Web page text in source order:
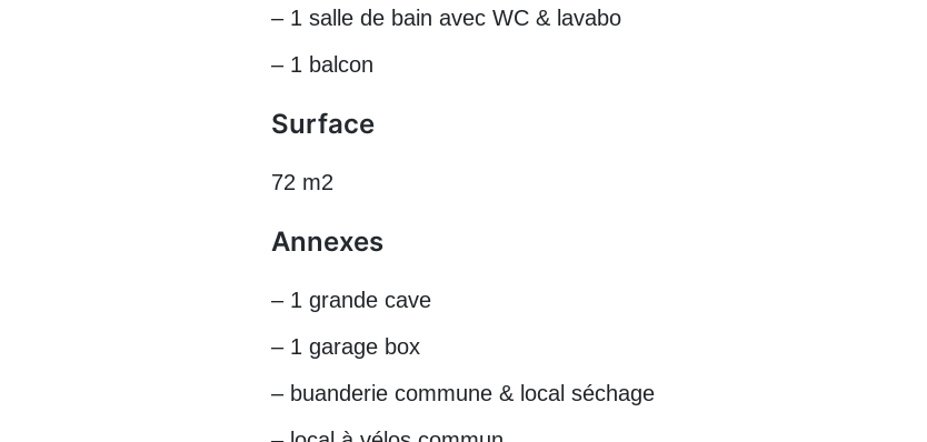
– 1 salle de bain avec WC & lavabo
– 1 balcon
Surface
72 m2
Annexes
– 1 grande cave
– 1 garage box
– buanderie commune & local séchage